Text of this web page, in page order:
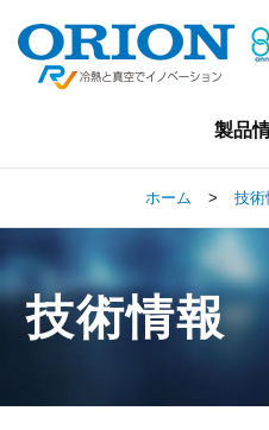
製品
ホーム > 技術
技術情報